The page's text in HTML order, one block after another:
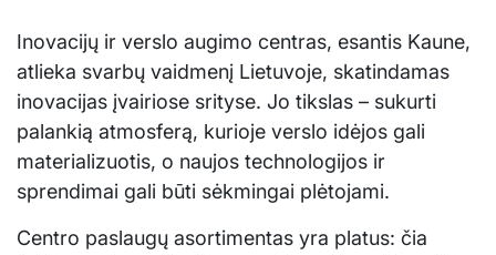
Inovacijų ir verslo augimo centras, esantis Kaune,
atlieka svarbų vaidmenį Lietuvoje, skatindamas
inovacijas įvairiose srityse. Jo tikslas – sukurti
palankią atmosferą, kurioje verslo idėjos gali
materializuotis, o naujos technologijos ir
sprendimai gali būti sėkmingai plėtojami.
Centro paslaugų asortimentas yra platus: čia